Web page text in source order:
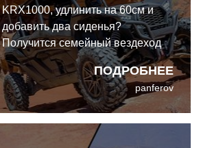
ПОДРОБНЕЕ
KRX1000, удлинить на 60см и
добавить два сиденья?
Получится семейный вездеход
Kawasaki Teryx KRX4 1000.
panferov